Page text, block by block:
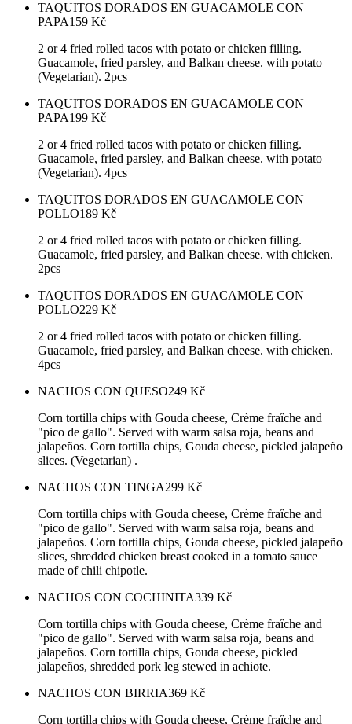
TAQUITOS DORADOS EN GUACAMOLE CON
PAPA159 Kč
2 or 4 fried rolled tacos with potato or chicken filling.
Guacamole, fried parsley, and Balkan cheese. with potato
(Vegetarian). 2pcs
TAQUITOS DORADOS EN GUACAMOLE CON
PAPA199 Kč
2 or 4 fried rolled tacos with potato or chicken filling.
Guacamole, fried parsley, and Balkan cheese. with potato
(Vegetarian). 4pcs
TAQUITOS DORADOS EN GUACAMOLE CON
POLLO189 Kč
2 or 4 fried rolled tacos with potato or chicken filling.
Guacamole, fried parsley, and Balkan cheese. with chicken.
2pcs
TAQUITOS DORADOS EN GUACAMOLE CON
POLLO229 Kč
2 or 4 fried rolled tacos with potato or chicken filling.
Guacamole, fried parsley, and Balkan cheese. with chicken.
4pcs
NACHOS CON QUESO249 Kč
Corn tortilla chips with Gouda cheese, Crème fraîche and
"pico de gallo". Served with warm salsa roja, beans and
jalapeños. Corn tortilla chips, Gouda cheese, pickled jalapeño
slices. (Vegetarian) .
NACHOS CON TINGA299 Kč
Corn tortilla chips with Gouda cheese, Crème fraîche and
"pico de gallo". Served with warm salsa roja, beans and
jalapeños. Corn tortilla chips, Gouda cheese, pickled jalapeño
slices, shredded chicken breast cooked in a tomato sauce
made of chili chipotle.
NACHOS CON COCHINITA339 Kč
Corn tortilla chips with Gouda cheese, Crème fraîche and
"pico de gallo". Served with warm salsa roja, beans and
jalapeños. Corn tortilla chips, Gouda cheese, pickled
jalapeños, shredded pork leg stewed in achiote.
NACHOS CON BIRRIA369 Kč
Corn tortilla chips with Gouda cheese, Crème fraîche and